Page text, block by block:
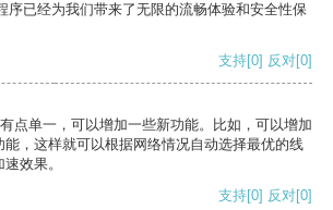
序已经为我们带来了无限的流畅体验和安全性保
支持[0] 反对[0]
点单一，可以增加一些新功能。比如，可以增加
，这样就可以根据网络情况自动选择最优的线
效果。
支持[0] 反对[0]